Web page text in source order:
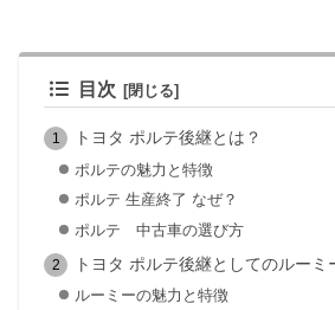
目次
トヨタ ポルテ後継とは？
ポルテの魅力と特徴
ポルテ 生産終了 なぜ？
ポルテ 中古車の選び方
トヨタ ポルテ後継としてのルーミ
ルーミーの魅力と特徴